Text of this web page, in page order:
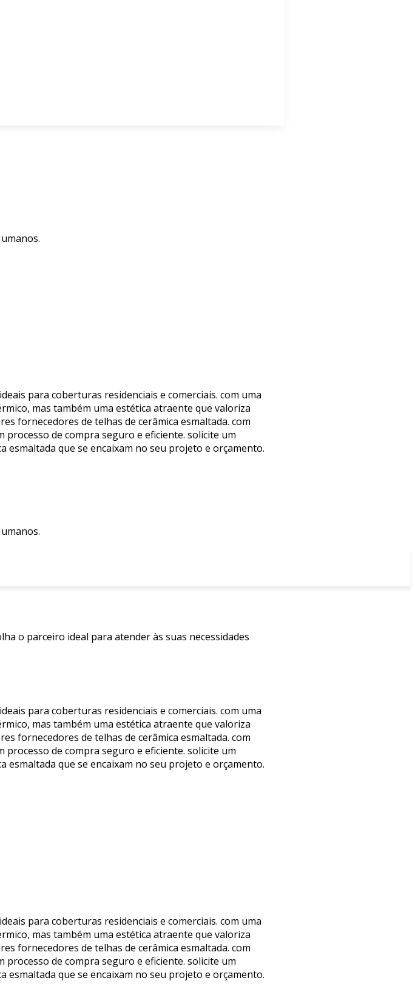
para coberturas residenciais e comerciais. com uma
mas também uma estética atraente que valoriza
fornecedores de telhas de cerâmica esmaltada. com
de compra seguro e eficiente. solicite um
esmaltada que se encaixam no seu projeto e orçamento.
o parceiro ideal para atender às suas necessidades
para coberturas residenciais e comerciais. com uma
mas também uma estética atraente que valoriza
fornecedores de telhas de cerâmica esmaltada. com
de compra seguro e eficiente. solicite um
esmaltada que se encaixam no seu projeto e orçamento.
para coberturas residenciais e comerciais. com uma
mas também uma estética atraente que valoriza
fornecedores de telhas de cerâmica esmaltada. com
de compra seguro e eficiente. solicite um
esmaltada que se encaixam no seu projeto e orçamento.